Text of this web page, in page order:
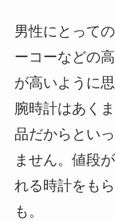
男性にとって
ーコーなどの
が高いように
腕時計はあく
品だからとい
ません。値段
れる時計をも
も。